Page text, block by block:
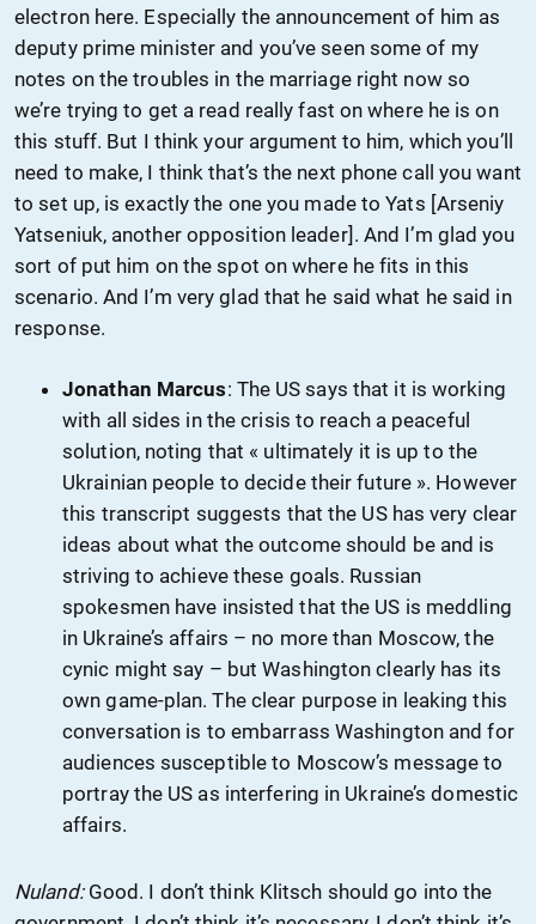
electron here. Especially the announcement of him as
deputy prime minister and you’ve seen some of my
notes on the troubles in the marriage right now so
we’re trying to get a read really fast on where he is on
this stuff. But I think your argument to him, which you’ll
need to make, I think that’s the next phone call you want
to set up, is exactly the one you made to Yats [Arseniy
Yatseniuk, another opposition leader]. And I’m glad you
sort of put him on the spot on where he fits in this
scenario. And I’m very glad that he said what he said in
response.
Jonathan Marcus: The US says that it is working
with all sides in the crisis to reach a peaceful
solution, noting that « ultimately it is up to the
Ukrainian people to decide their future ». However
this transcript suggests that the US has very clear
ideas about what the outcome should be and is
striving to achieve these goals. Russian
spokesmen have insisted that the US is meddling
in Ukraine’s affairs – no more than Moscow, the
cynic might say – but Washington clearly has its
own game-plan. The clear purpose in leaking this
conversation is to embarrass Washington and for
audiences susceptible to Moscow’s message to
portray the US as interfering in Ukraine’s domestic
affairs.
Nuland:Good. I don’t think Klitsch should go into the